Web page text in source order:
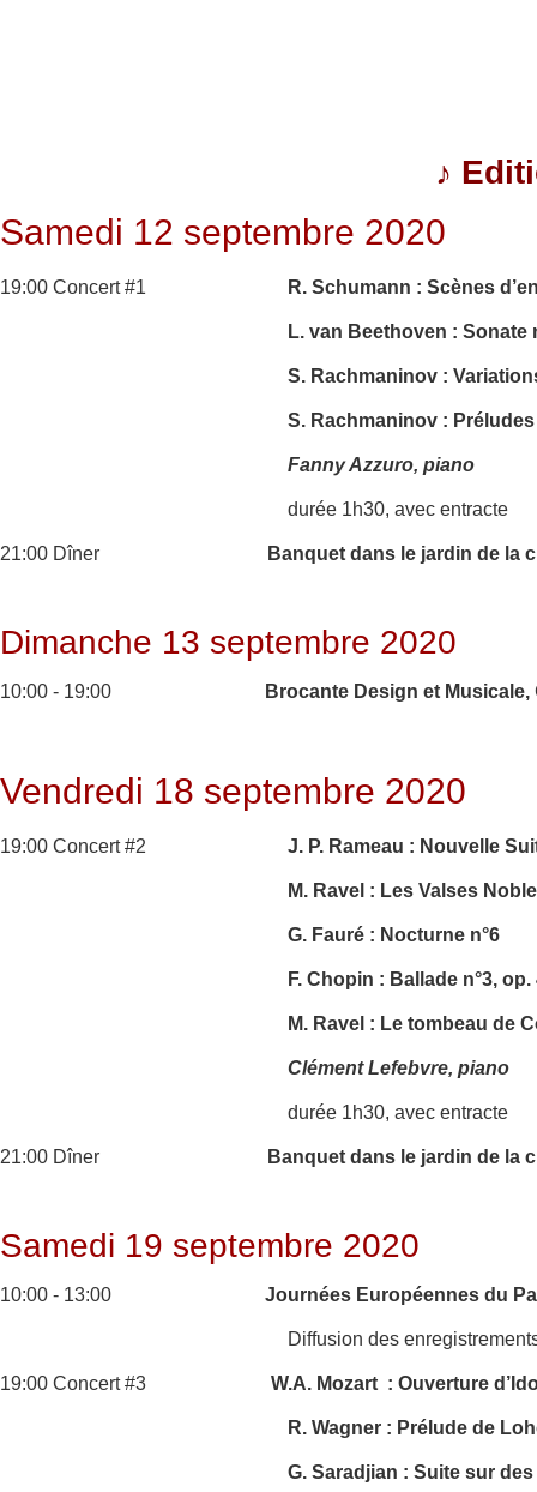
♪
Samedi 12 septembre 2020
19:00 Concert #1 R. Schumann : Scènes
L. van Beethoven : Sonate
S. Rachmaninov :
S. Rachmaninov :
Fanny Azzuro, piano
durée 1h30, avec entracte
21:00 Dîner Banquet dans le jardin de la
Dimanche 13 septembre 2020
10:00 - 19:00 Brocante Design et Musicale,
Vendredi 18 septembre 2020
19:00 Concert #2 J. P. Rameau : Nouvelle
M. Ravel : Les Valses
G. Fauré : Nocturne n°6
F. Chopin : Ballade n°3, op.
M. Ravel : Le tombeau de
Clément Lefebvre, piano
durée 1h30, avec entracte
21:00 Dîner Banquet dans le jardin de la
Samedi 19 septembre 2020
10:00 - 13:00 Journées Européennes du
Diffusion des
19:00 Concert #3 W.A. Mozart : Ouverture
R. Wagner : Prélude de
G. Saradjian : Suite sur